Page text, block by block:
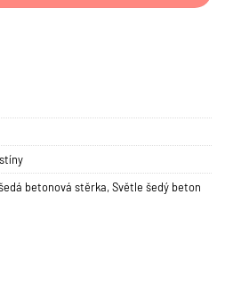
betonová stěrka,Světle šedý beton